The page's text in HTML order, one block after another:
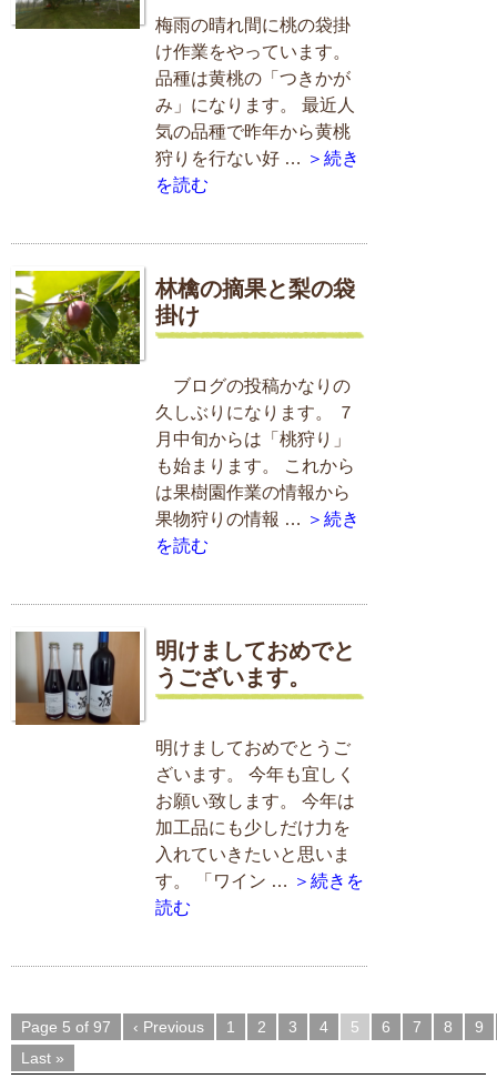
梅雨の晴れ間に桃の袋掛
け作業をやっています。
品種は黄桃の「つきかが
み」になります。 最近人
気の品種で昨年から黄桃
狩りを行ない好 … ＞続き
を読む
林檎の摘果と梨の袋
掛け
ブログの投稿かなりの
久しぶりになります。 ７
月中旬からは「桃狩り」
も始まります。 これから
は果樹園作業の情報から
果物狩りの情報 … ＞続き
を読む
明けましておめでと
うございます。
明けましておめでとうご
ざいます。 今年も宜しく
お願い致します。 今年は
加工品にも少しだけ力を
入れていきたいと思いま
す。 「ワイン … ＞続きを
読む
Page 5 of 97 ‹ Previous 1 2 3 4 5 6 7 8
9
Last »